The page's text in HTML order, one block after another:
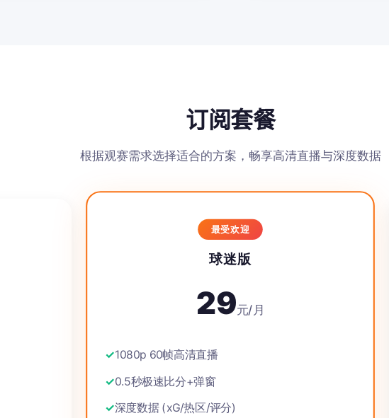
订阅套餐
根据观赛需求选择适合的方案，畅享高清直播与深度数据
最受欢迎
球迷版
29元/月
1080p 60帧高清直播
0.5秒极速比分+弹窗
深度数据 (xG/热区/评分)